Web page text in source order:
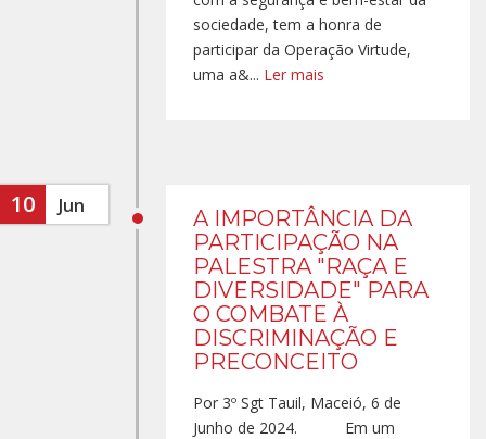
sociedade, tem a honra de
participar da Operação Virtude,
uma a&... Ler mais
10 Jun
A IMPORTÂNCIA DA
PARTICIPAÇÃO NA
PALESTRA "RAÇA E
DIVERSIDADE" PARA
O COMBATE À
DISCRIMINAÇÃO E
PRECONCEITO
Por 3º Sgt Tauil, Maceió, 6 de
Junho de 2024. Em um